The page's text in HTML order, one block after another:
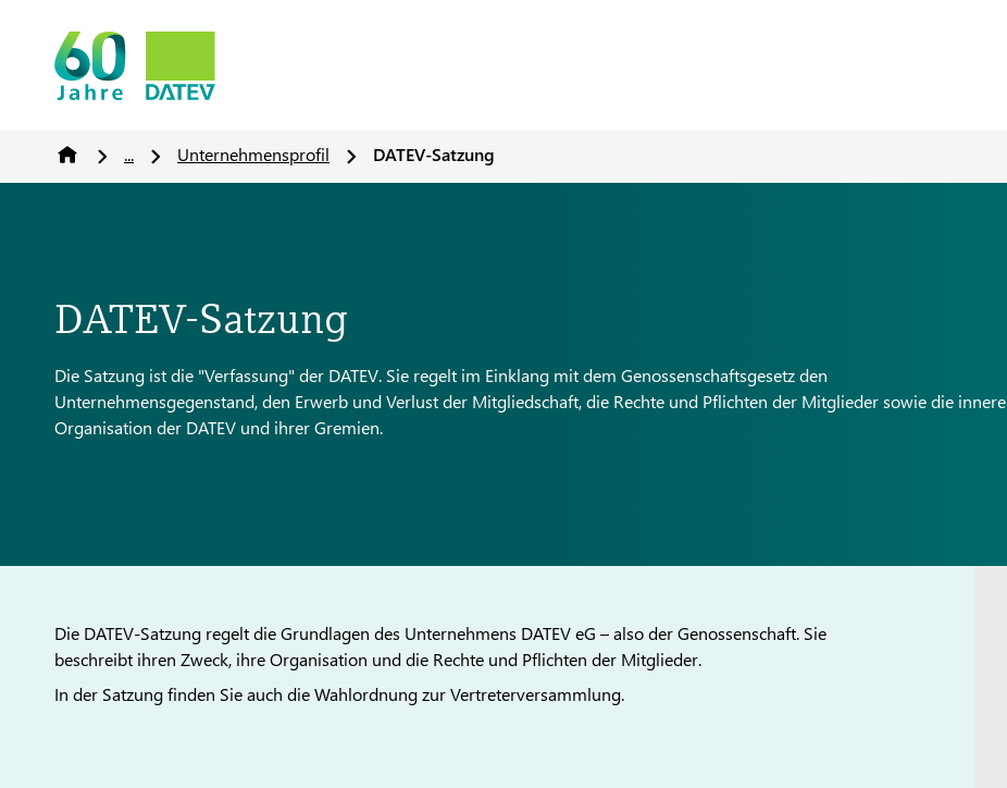
... Unternehmensprofil DATEV-Satzung
DATEV-Satzung
Die Satzung ist die "Verfassung" der DATEV. Sie regelt im Einklang mit dem Genossenschaftsgesetz den
Unternehmensgegenstand, den Erwerb und Verlust der Mitgliedschaft, die Rechte und Pflichten der Mitglieder sowie die innere
Organisation der DATEV und ihrer Gremien.
Die DATEV-Satzung regelt die Grundlagen des Unternehmens DATEV eG – also der Genossenschaft. Sie
beschreibt ihren Zweck, ihre Organisation und die Rechte und Pflichten der Mitglieder.
In der Satzung finden Sie auch die Wahlordnung zur Vertreterversammlung.